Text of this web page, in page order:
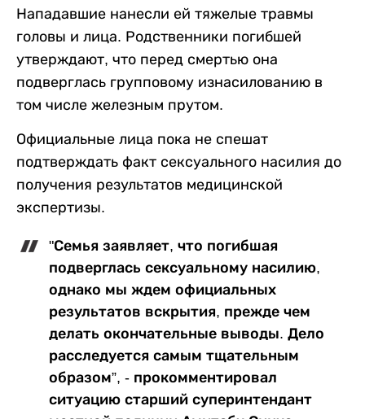
Нападавшие нанесли ей тяжелые травмы
головы и лица. Родственники погибшей
утверждают, что перед смертью она
подверглась групповому изнасилованию в
том числе железным прутом.
Официальные лица пока не спешат
подтверждать факт сексуального насилия до
получения результатов медицинской
экспертизы.
"Семья заявляет, что погибшая
подверглась сексуальному насилию,
однако мы ждем официальных
результатов вскрытия, прежде чем
делать окончательные выводы. Дело
расследуется самым тщательным
образом”, - прокомментировал
ситуацию старший суперинтендант